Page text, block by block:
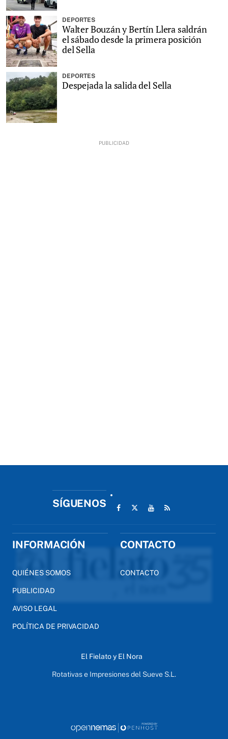
DEPORTES
Walter Bouzán y Bertín Llera saldrán
el sábado desde la primera posición
del Sella
DEPORTES
Despejada la salida del Sella
SÍGUENOS
INFORMACIÓN
QUIÉNES SOMOS
PUBLICIDAD
AVISO LEGAL
POLÍTICA DE PRIVACIDAD
CONTACTO
CONTACTO
El Fielato y El Nora
Rotativas e Impresiones del Sueve S.L.